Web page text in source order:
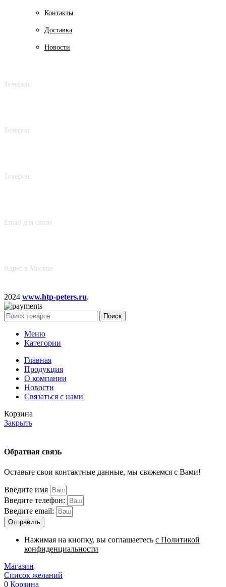
Контакты
Доставка
Новости
Телефон:
Телефон:
Телефон:
Email для связи:
Адрес в Москве:
2024 www.htp-peters.ru.
Поиск
Меню
Категории
Главная
Продукция
О компании
Новости
Связаться с нами
Корзина
Закрыть
Обратная связь
Оставьте свои контактные данные, мы свяжемся с Вами!
Введите имя
Введите телефон:
Введите email:
Отправить
Нажимая на кнопку, вы соглашаетесь с Политикой
конфиденциальности
Магазин
Список желаний
0 Корзина